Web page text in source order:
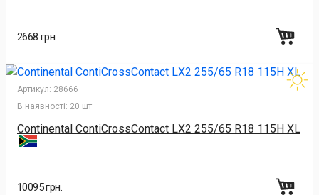
2668 грн.
Артикул: 28666
В наявності: 20 шт
Continental ContiCrossContact LX2 255/65 R18 115H XL
10095 грн.